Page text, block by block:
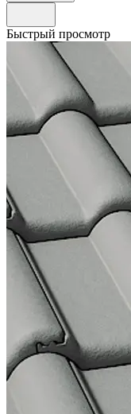
Быстрый просмотр